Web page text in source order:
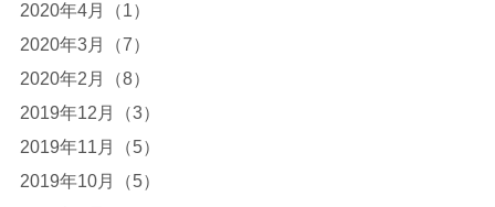
2020年4月（1）
2020年3月（7）
2020年2月（8）
2019年12月（3）
2019年11月（5）
2019年10月（5）